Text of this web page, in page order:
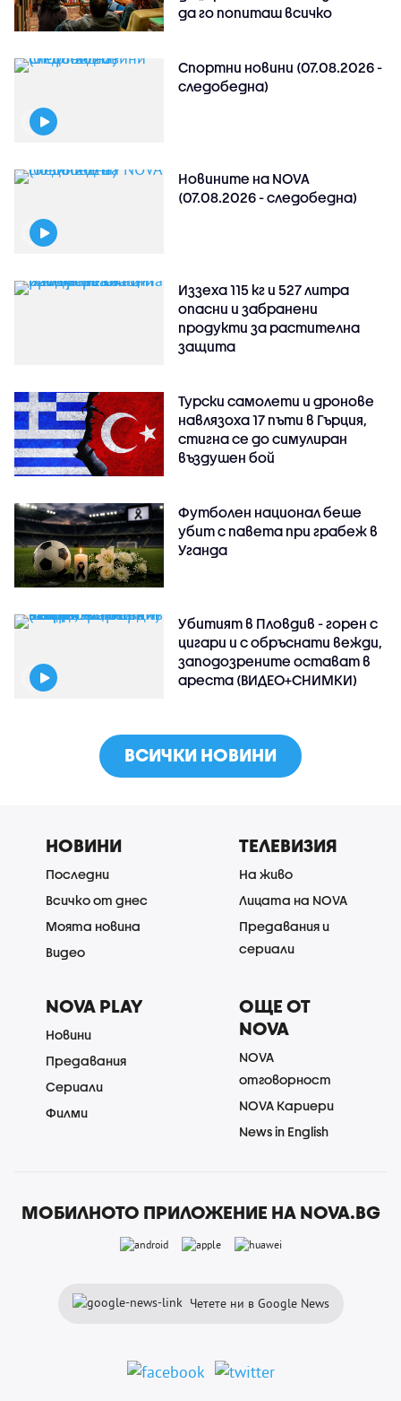
да го попиташ всичко
Спортни новини (07.08.2026 -
следобедна)
Новините на NOVA
(07.08.2026 - следобедна)
Иззеха 115 кг и 527 литра
опасни и забранени
продукти за растителна
защита
Турски самолети и дронове
навлязоха 17 пъти в Гърция,
стигна се до симулиран
въздушен бой
Футболен национал беше
убит с павета при грабеж в
Уганда
Убитият в Пловдив - горен с
цигари и с обръснати вежди,
заподозрените остават в
ареста (ВИДЕО+СНИМКИ)
ВСИЧКИ НОВИНИ
НОВИНИ
Последни
Всичко от днес
Моята новина
Видео
ТЕЛЕВИЗИЯ
На живо
Лицата на NOVA
Предавания и
сериали
NOVA PLAY
Новини
Предавания
Сериали
Филми
ОЩЕ ОТ
NOVA
NOVA
отговорност
NOVA Кариери
News in English
МОБИЛНОТО ПРИЛОЖЕНИЕ НА NOVA.BG
Четете ни в Google News